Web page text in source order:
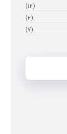
(12)
(2)
(7)